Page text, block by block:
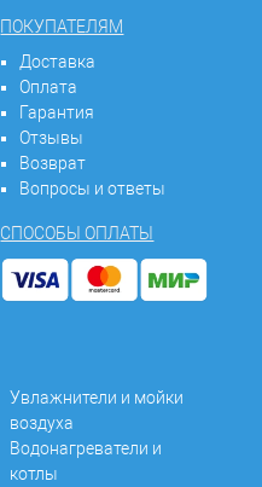
ПОКУПАТЕЛЯМ
Доставка
Оплата
Гарантия
Отзывы
Возврат
Вопросы и ответы
СПОСОБЫ ОПЛАТЫ
Увлажнители и мойки
воздуха
Водонагреватели и
котлы